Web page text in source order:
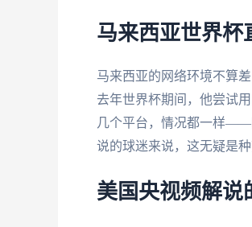
马来西亚世界杯
马来西亚的网络环境不算
去年世界杯期间，他尝试
几个平台，情况都一样——
说的球迷来说，这无疑是
美国央视频解说